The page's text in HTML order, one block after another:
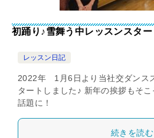
初踊り♪雪舞う中レッスンスタ
レッスン日記
2022年 1月6日より当社交ダンス
タートしました♪ 新年の挨拶もそ
話題に！
続きを読む